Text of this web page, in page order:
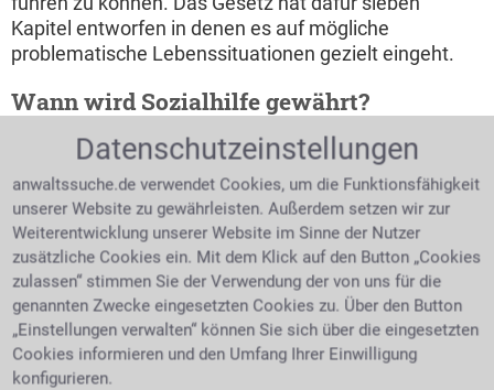
Kapitel entworfen in denen es auf mögliche
problematische Lebenssituationen gezielt eingeht.
Wann wird Sozialhilfe gewährt?
Kind und Vater halten sich an der
Hand
Bevor Sozialhilfe
gewährt wird, müssen
alle anderen Hilfs- und
Einkommensmöglichkeiten ausgeschöpft worden
sein. Welche Einkünfte als Einkommen bewertet
werden stehen in den Regelungen des § 82 SGB XII.
Datenschutzeinstellungen
anwaltssuche.de verwendet Cookies, um die Funktionsfähigkeit
unserer Website zu gewährleisten. Außerdem setzen wir zur
Weiterentwicklung unserer Website im Sinne der Nutzer
zusätzliche Cookies ein. Mit dem Klick auf den Button „Cookies
zulassen“ stimmen Sie der Verwendung der von uns für die
genannten Zwecke eingesetzten Cookies zu. Über den Button
„Einstellungen verwalten“ können Sie sich über die eingesetzten
Cookies informieren und den Umfang Ihrer Einwilligung
konfigurieren.